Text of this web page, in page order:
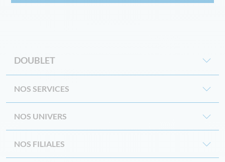
DOUBLET
NOS SERVICES
NOS UNIVERS
NOS FILIALES